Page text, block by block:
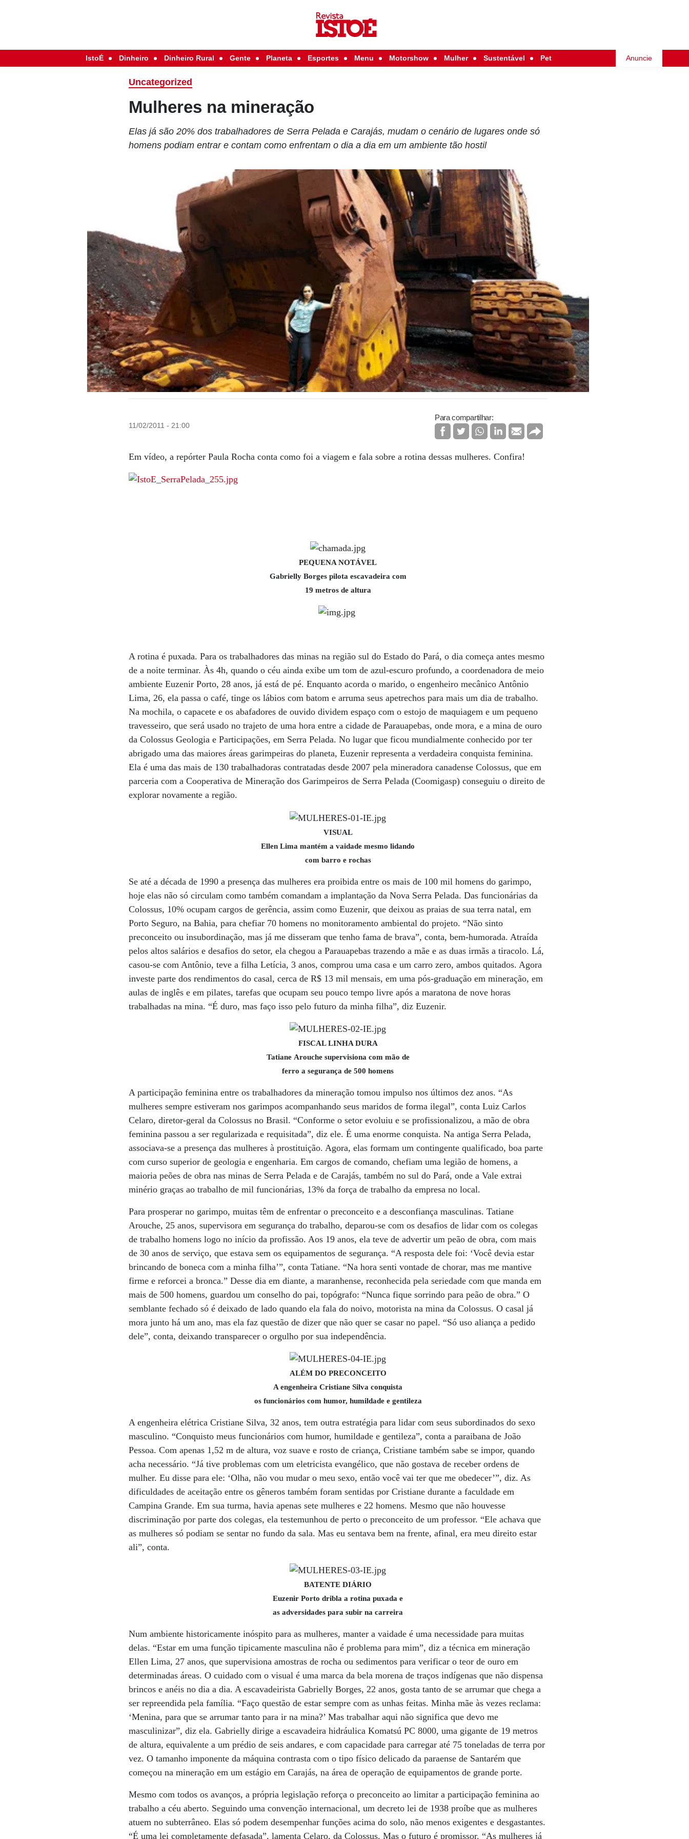
IstoÉ Dinheiro Dinheiro Rural Gente Planeta Esportes Menu Motorshow Mulher Sustentável Pet Anuncie
Uncategorized
Mulheres na mineração
Elas já são 20% dos trabalhadores de Serra Pelada e Carajás, mudam o cenário de lugares onde só
homens podiam entrar e contam como enfrentam o dia a dia em um ambiente tão hostil
11/02/2011 - 21:00
Para compartilhar:
Em vídeo, a repórter Paula Rocha conta como foi a viagem e fala sobre a rotina dessas mulheres. Confira!
PEQUENA NOTÁVEL
Gabrielly Borges pilota escavadeira com
19 metros de altura
A rotina é puxada. Para os trabalhadores das minas na região sul do Estado do Pará, o dia começa antes mesmo
de a noite terminar. Às 4h, quando o céu ainda exibe um tom de azul-escuro profundo, a coordenadora de meio
ambiente Euzenir Porto, 28 anos, já está de pé. Enquanto acorda o marido, o engenheiro mecânico Antônio
Lima, 26, ela passa o café, tinge os lábios com batom e arruma seus apetrechos para mais um dia de trabalho.
Na mochila, o capacete e os abafadores de ouvido dividem espaço com o estojo de maquiagem e um pequeno
travesseiro, que será usado no trajeto de uma hora entre a cidade de Parauapebas, onde mora, e a mina de ouro
da Colossus Geologia e Participações, em Serra Pelada. No lugar que ficou mundialmente conhecido por ter
abrigado uma das maiores áreas garimpeiras do planeta, Euzenir representa a verdadeira conquista feminina.
Ela é uma das mais de 130 trabalhadoras contratadas desde 2007 pela mineradora canadense Colossus, que em
parceria com a Cooperativa de Mineração dos Garimpeiros de Serra Pelada (Coomigasp) conseguiu o direito de
explorar novamente a região.
VISUAL
Ellen Lima mantém a vaidade mesmo lidando
com barro e rochas
Se até a década de 1990 a presença das mulheres era proibida entre os mais de 100 mil homens do garimpo,
hoje elas não só circulam como também comandam a implantação da Nova Serra Pelada. Das funcionárias da
Colossus, 10% ocupam cargos de gerência, assim como Euzenir, que deixou as praias de sua terra natal, em
Porto Seguro, na Bahia, para chefiar 70 homens no monitoramento ambiental do projeto. “Não sinto
preconceito ou insubordinação, mas já me disseram que tenho fama de brava”, conta, bem-humorada. Atraída
pelos altos salários e desafios do setor, ela chegou a Parauapebas trazendo a mãe e as duas irmãs a tiracolo. Lá,
casou-se com Antônio, teve a filha Letícia, 3 anos, comprou uma casa e um carro zero, ambos quitados. Agora
investe parte dos rendimentos do casal, cerca de R$ 13 mil mensais, em uma pós-graduação em mineração, em
aulas de inglês e em pilates, tarefas que ocupam seu pouco tempo livre após a maratona de nove horas
trabalhadas na mina. “É duro, mas faço isso pelo futuro da minha filha”, diz Euzenir.
FISCAL LINHA DURA
Tatiane Arouche supervisiona com mão de
ferro a segurança de 500 homens
A participação feminina entre os trabalhadores da mineração tomou impulso nos últimos dez anos. “As
mulheres sempre estiveram nos garimpos acompanhando seus maridos de forma ilegal”, conta Luiz Carlos
Celaro, diretor-geral da Colossus no Brasil. “Conforme o setor evoluiu e se profissionalizou, a mão de obra
feminina passou a ser regularizada e requisitada”, diz ele. É uma enorme conquista. Na antiga Serra Pelada,
associava-se a presença das mulheres à prostituição. Agora, elas formam um contingente qualificado, boa parte
com curso superior de geologia e engenharia. Em cargos de comando, chefiam uma legião de homens, a
maioria peões de obra nas minas de Serra Pelada e de Carajás, também no sul do Pará, onde a Vale extrai
minério graças ao trabalho de mil funcionárias, 13% da força de trabalho da empresa no local.
Para prosperar no garimpo, muitas têm de enfrentar o preconceito e a desconfiança masculinas. Tatiane
Arouche, 25 anos, supervisora em segurança do trabalho, deparou-se com os desafios de lidar com os colegas
de trabalho homens logo no início da profissão. Aos 19 anos, ela teve de advertir um peão de obra, com mais
de 30 anos de serviço, que estava sem os equipamentos de segurança. “A resposta dele foi: ‘Você devia estar
brincando de boneca com a minha filha’”, conta Tatiane. “Na hora senti vontade de chorar, mas me mantive
firme e reforcei a bronca.” Desse dia em diante, a maranhense, reconhecida pela seriedade com que manda em
mais de 500 homens, guardou um conselho do pai, topógrafo: “Nunca fique sorrindo para peão de obra.” O
semblante fechado só é deixado de lado quando ela fala do noivo, motorista na mina da Colossus. O casal já
mora junto há um ano, mas ela faz questão de dizer que não quer se casar no papel. “Só uso aliança a pedido
dele”, conta, deixando transparecer o orgulho por sua independência.
ALÉM DO PRECONCEITO
A engenheira Cristiane Silva conquista
os funcionários com humor, humildade e gentileza
A engenheira elétrica Cristiane Silva, 32 anos, tem outra estratégia para lidar com seus subordinados do sexo
masculino. “Conquisto meus funcionários com humor, humildade e gentileza”, conta a paraibana de João
Pessoa. Com apenas 1,52 m de altura, voz suave e rosto de criança, Cristiane também sabe se impor, quando
acha necessário. “Já tive problemas com um eletricista evangélico, que não gostava de receber ordens de
mulher. Eu disse para ele: ‘Olha, não vou mudar o meu sexo, então você vai ter que me obedecer’”, diz. As
dificuldades de aceitação entre os gêneros também foram sentidas por Cristiane durante a faculdade em
Campina Grande. Em sua turma, havia apenas sete mulheres e 22 homens. Mesmo que não houvesse
discriminação por parte dos colegas, ela testemunhou de perto o preconceito de um professor. “Ele achava que
as mulheres só podiam se sentar no fundo da sala. Mas eu sentava bem na frente, afinal, era meu direito estar
ali”, conta.
BATENTE DIÁRIO
Euzenir Porto dribla a rotina puxada e
as adversidades para subir na carreira
Num ambiente historicamente inóspito para as mulheres, manter a vaidade é uma necessidade para muitas
delas. “Estar em uma função tipicamente masculina não é problema para mim”, diz a técnica em mineração
Ellen Lima, 27 anos, que supervisiona amostras de rocha ou sedimentos para verificar o teor de ouro em
determinadas áreas. O cuidado com o visual é uma marca da bela morena de traços indígenas que não dispensa
brincos e anéis no dia a dia. A escavadeirista Gabrielly Borges, 22 anos, gosta tanto de se arrumar que chega a
ser repreendida pela família. “Faço questão de estar sempre com as unhas feitas. Minha mãe às vezes reclama:
‘Menina, para que se arrumar tanto para ir na mina?’ Mas trabalhar aqui não significa que devo me
masculinizar”, diz ela. Gabrielly dirige a escavadeira hidráulica Komatsú PC 8000, uma gigante de 19 metros
de altura, equivalente a um prédio de seis andares, e com capacidade para carregar até 75 toneladas de terra por
vez. O tamanho imponente da máquina contrasta com o tipo físico delicado da paraense de Santarém que
começou na mineração em um estágio em Carajás, na área de operação de equipamentos de grande porte.
Mesmo com todos os avanços, a própria legislação reforça o preconceito ao limitar a participação feminina ao
trabalho a céu aberto. Seguindo uma convenção internacional, um decreto lei de 1938 proíbe que as mulheres
atuem no subterrâneo. Elas só podem desempenhar funções acima do solo, não menos exigentes e desgastantes.
“É uma lei completamente defasada”, lamenta Celaro, da Colossus. Mas o futuro é promissor. “As mulheres já